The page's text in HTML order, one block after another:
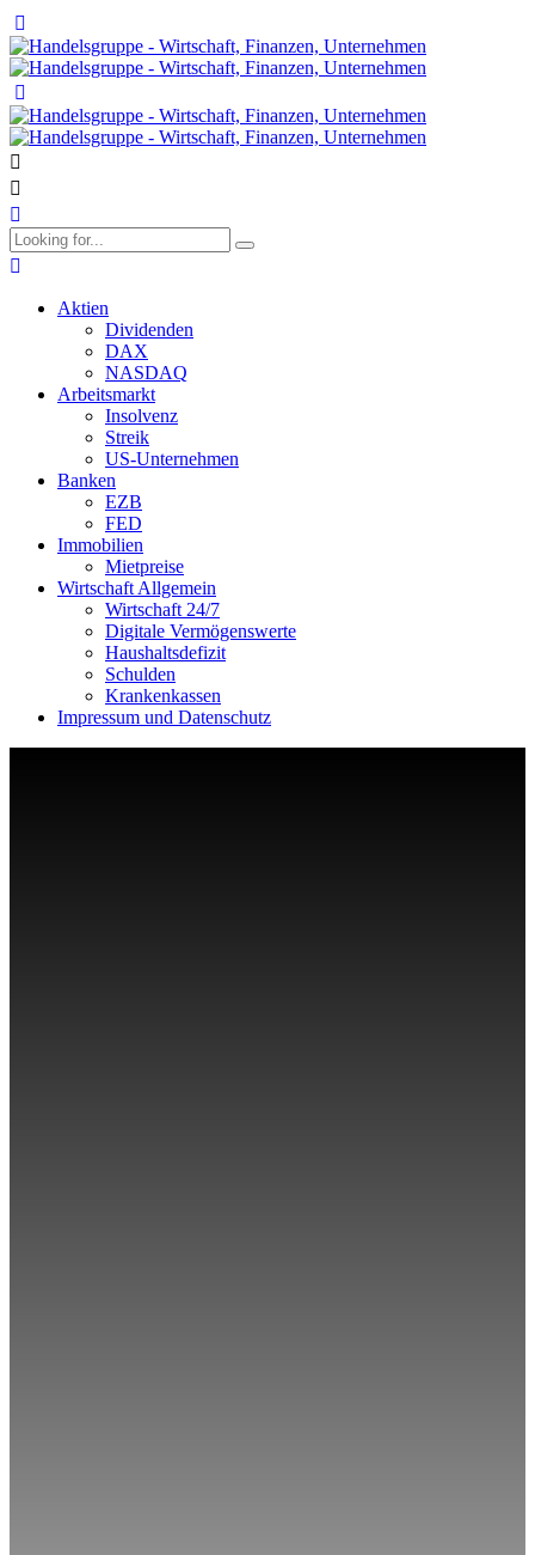
Aktien
Dividenden
DAX
NASDAQ
Arbeitsmarkt
Insolvenz
Streik
US-Unternehmen
Banken
EZB
FED
Immobilien
Mietpreise
Wirtschaft Allgemein
Wirtschaft 24/7
Digitale Vermögenswerte
Haushaltsdefizit
Schulden
Krankenkassen
Impressum und Datenschutz